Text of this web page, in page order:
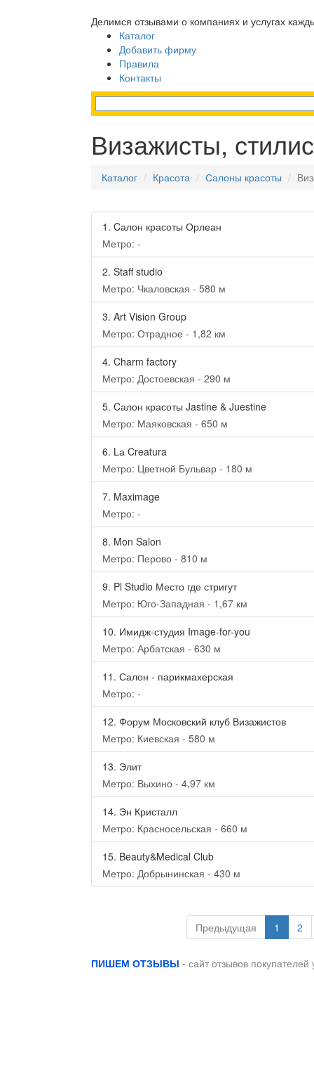
Делимся отзывами о компаниях и услугах
Каталог
Добавить фирму
Правила
Контакты
Визажисты,
Каталог Красота Салоны красоты
1. Cалон красоты Орлеан
Метро: -
2. Staff studio
Метро: Чкаловская - 580 м
3. Art Vision Group
Метро: Отрадное - 1,82 км
4. Charm factory
Метро: Достоевская - 290 м
5. Cалон красоты Jastine & Juestine
Метро: Маяковская - 650 м
6. Lа Creatura
Метро: Цветной Бульвар - 180 м
7. Maximage
Метро: -
8. Mon Salon
Метро: Перово - 810 м
9. Pl Studio Место где стригут
Метро: Юго-Западная - 1,67 км
10. Имидж-студия Image-for-you
Метро: Арбатская - 630 м
11. Салон - парикмахерская
Метро: -
12. Форум Московский клуб Визажистов
Метро: Киевская - 580 м
13. Элит
Метро: Выхино - 4,97 км
14. Эн Кристалл
Метро: Красносельская - 660 м
15. Beauty&Medical Club
Метро: Добрынинская - 430 м
Предыдущая 1 2
ПИШЕМ ОТЗЫВЫ - сайт отзывов покупателей